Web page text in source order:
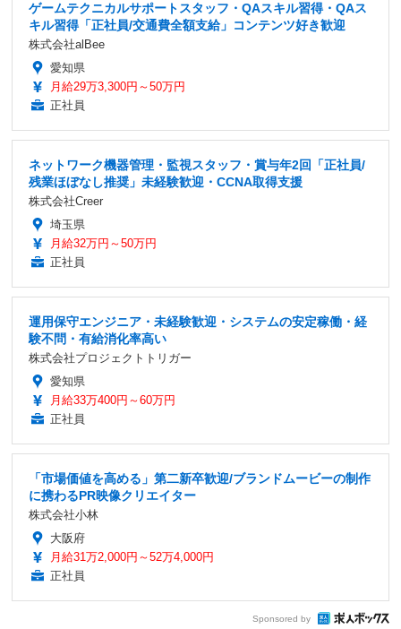
ゲームテクニカルサポートスタッフ・QAスキル習得・QAス
キル習得「正社員/交通費全額支給」コンテンツ好き歓迎
株式会社alBee
愛知県
月給29万3,300円～50万円
正社員
ネットワーク機器管理・監視スタッフ・賞与年2回「正社員/
残業ほぼなし推奨」未経験歓迎・CCNA取得支援
株式会社Creer
埼玉県
月給32万円～50万円
正社員
運用保守エンジニア・未経験歓迎・システムの安定稼働・経
験不問・有給消化率高い
株式会社プロジェクトトリガー
愛知県
月給33万400円～60万円
正社員
「市場価値を高める」第二新卒歓迎/ブランドムービーの制作
に携わるPR映像クリエイター
株式会社小林
大阪府
月給31万2,000円～52万4,000円
正社員
Sponsored by